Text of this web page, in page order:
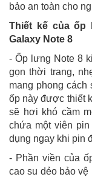
bảo an toàn cho
Thiết kế của ốp
Galaxy Note 8
- Ốp lưng Note 8
gọn thời trang,
mang phong cách
ốp này được thiết
sẽ hơi khó cầm
chứa một viên
dụng ngay khi pin
- Phần viền của
cao su dẻo bảo